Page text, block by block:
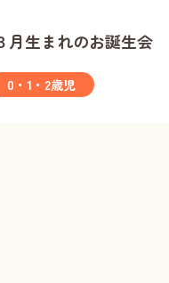
月生まれのお誕生会
0・1・2歳児